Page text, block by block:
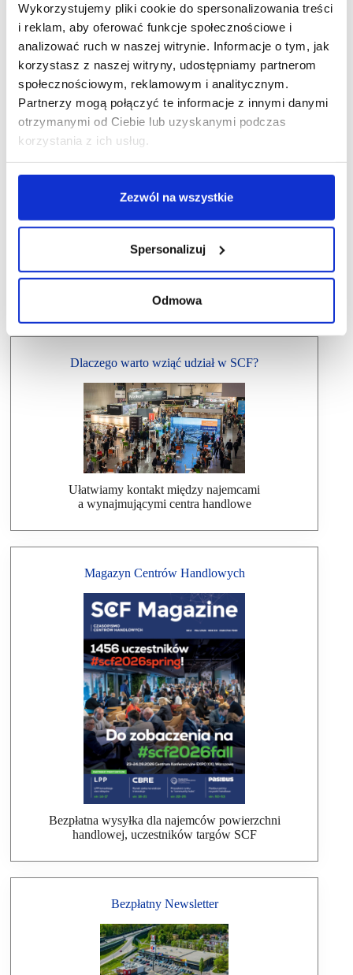
Wykorzystujemy pliki cookie do spersonalizowania treści
i reklam, aby oferować funkcje społecznościowe i
analizować ruch w naszej witrynie. Informacje o tym, jak
korzystasz z naszej witryny, udostępniamy partnerom
społecznościowym, reklamowym i analitycznym.
Partnerzy mogą połączyć te informacje z innymi danymi
otrzymanymi od Ciebie lub uzyskanymi podczas
korzystania z ich usług.
Zezwól na wszystkie
Spersonalizuj
Odmowa
Dlaczego warto wziąć udział w SCF?
Ułatwiamy kontakt między najemcami
a wynajmującymi centra handlowe
Magazyn Centrów Handlowych
Bezpłatna wysyłka dla najemców powierzchni
handlowej, uczestników targów SCF
Bezpłatny Newsletter